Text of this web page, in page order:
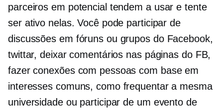
parceiros em potencial tendem a usar e tente
ser ativo nelas. Você pode participar de
discussões em fóruns ou grupos do Facebook,
twittar, deixar comentários nas páginas do FB,
fazer conexões com pessoas com base em
interesses comuns, como frequentar a mesma
universidade ou participar de um evento de